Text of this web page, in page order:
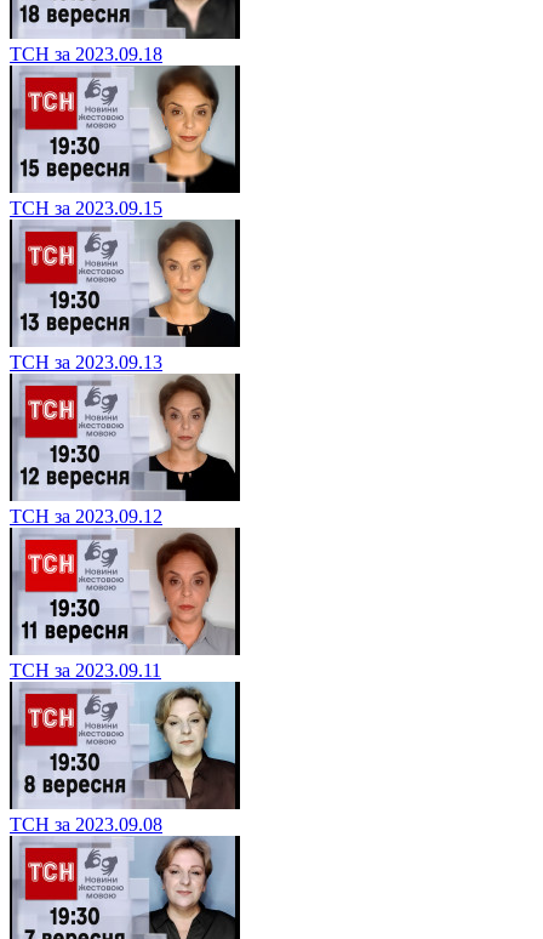
ТСН за 2023.09.18
ТСН за 2023.09.15
ТСН за 2023.09.13
ТСН за 2023.09.12
ТСН за 2023.09.11
ТСН за 2023.09.08